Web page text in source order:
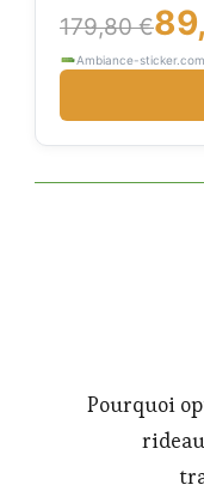
l'intérieur de votre
guise !
179,80 €
Ambiance-sticker.com
Pourquoi